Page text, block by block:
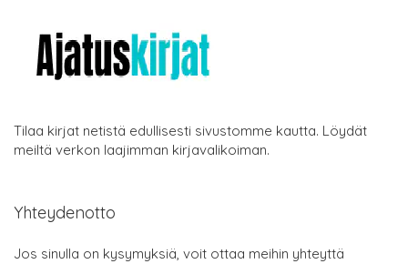
Tilaa kirjat netistä edullisesti sivustomme kautta. Löydät
meiltä verkon laajimman kirjavalikoiman.
Yhteydenotto
Jos sinulla on kysymyksiä, voit ottaa meihin yhteyttä